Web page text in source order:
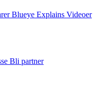
Blueye Explains Videoer
Bli partner